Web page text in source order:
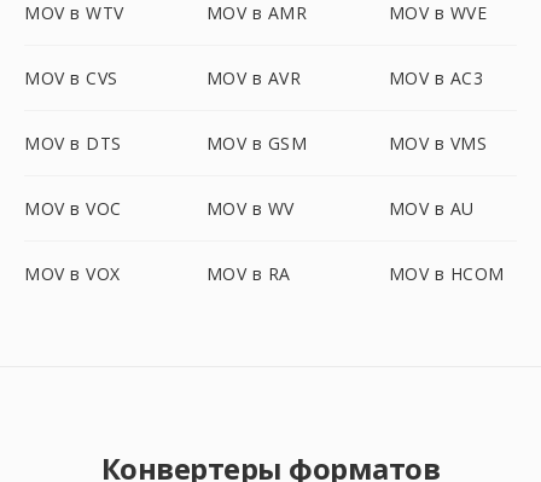
MOV в WTV MOV в AMR MOV в WVE
MOV в CVS MOV в AVR MOV в AC3
MOV в DTS MOV в GSM MOV в VMS
MOV в VOC MOV в WV MOV в AU
MOV в VOX MOV в RA MOV в HCOM
Конвертеры форматов